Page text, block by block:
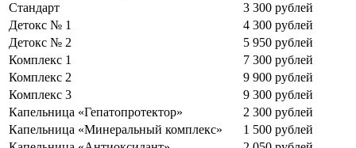
Стандарт
3 300 рублей
Детокс № 1
4 300 рублей
Детокс № 2
5 950 рублей
Комплекс 1
7 300 рублей
Комплекс 2
9 900 рублей
Комплекс 3
9 300 рублей
Капельница «Гепатопротектор»
2 300 рублей
Капельница «Минеральный комплекс»
1 500 рублей